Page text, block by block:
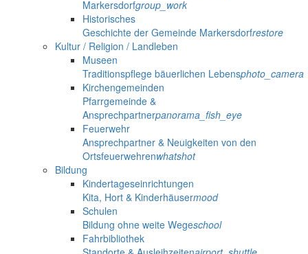
Markersdorfgroup_work
Historisches
Geschichte der Gemeinde Markersdorfrestore
Kultur / Religion / Landleben
Museen
Traditionspflege bäuerlichen Lebensphoto_camera
Kirchengemeinden
Pfarrgemeinde &
Ansprechpartnerpanorama_fish_eye
Feuerwehr
Ansprechpartner & Neuigkeiten von den
Ortsfeuerwehrenwhatshot
Bildung
Kindertageseinrichtungen
Kita, Hort & Kinderhäusermood
Schulen
Bildung ohne weite Wegeschool
Fahrbibliothek